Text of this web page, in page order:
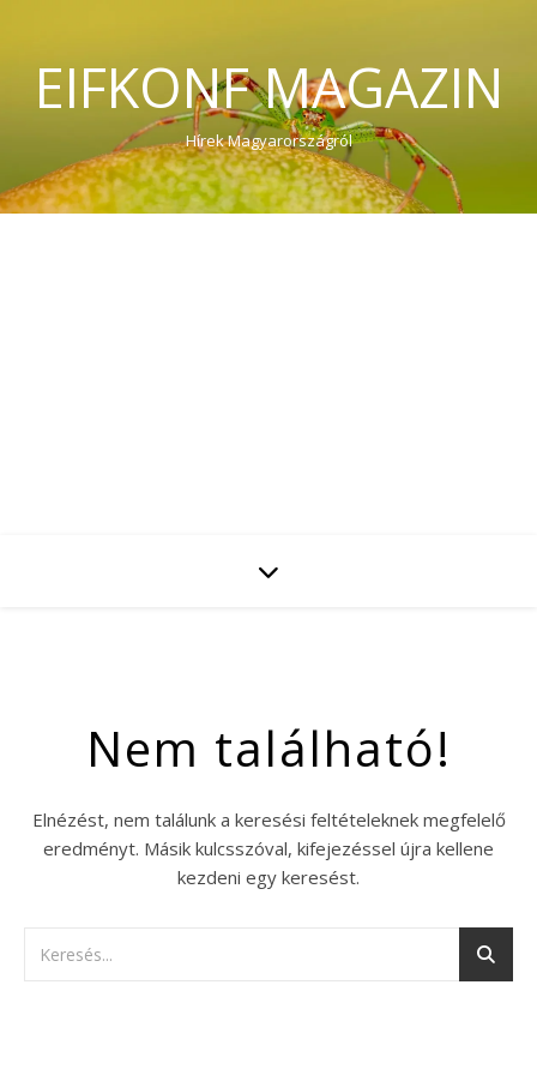
EIFKONF MAGAZIN
Hírek Magyarországról
Nem található!
Elnézést, nem találunk a keresési feltételeknek megfelelő
eredményt. Másik kulcsszóval, kifejezéssel újra kellene
kezdeni egy keresést.